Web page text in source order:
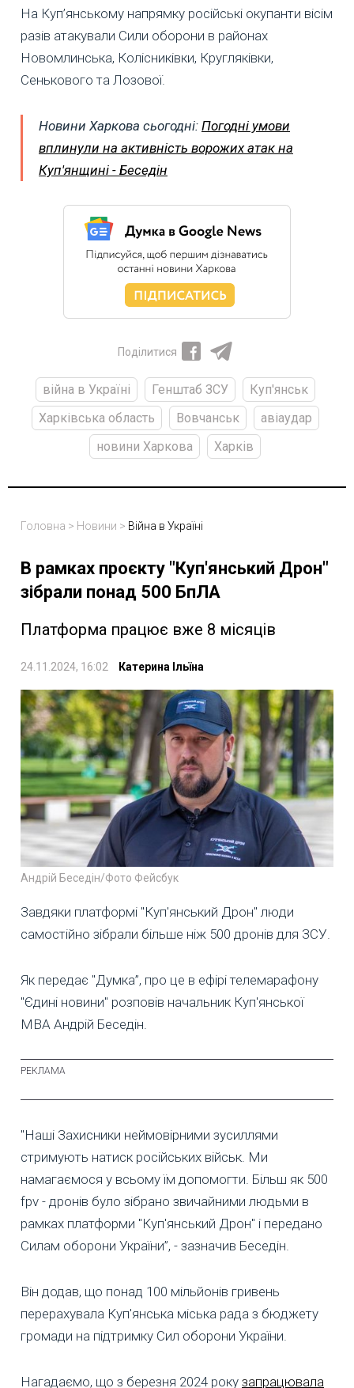
На Куп’янському напрямку російські окупанти вісім
разів атакували Сили оборони в районах
Новомлинська, Колісниківки, Кругляківки,
Сенькового та Лозової.
Новини Харкова сьогодні: Погодні умови
вплинули на активність ворожих атак на
Куп'янщині - Беседін
Поділитися
війна в Україні Генштаб ЗСУ
Куп'янськ
Харківська область
Вовчанськ
авіаудар
новини Харкова
Харків
Головна > Новини > Війна в Україні
В рамках проєкту "Куп'янський Дрон"
зібрали понад 500 БпЛА
Платформа працює вже 8 місяців
24.11.2024, 16:02 Катерина Ільїна
Андрій Беседін/Фото Фейсбук
Завдяки платформі "Куп'янський Дрон" люди
самостійно зібрали більше ніж 500 дронів для ЗСУ.
Як передає "Думка”, про це в ефірі телемарафону
"Єдині новини" розповів начальник Куп'янської
МВА Андрій Беседін.
"Наші Захисники неймовірними зусиллями
стримують натиск російських військ. Ми
намагаємося у всьому їм допомогти. Більш як 500
fpv - дронів було зібрано звичайними людьми в
рамках платформи "Куп'янський Дрон" і передано
Силам оборони України”, - зазначив Беседін.
Він додав, що понад 100 мільйонів гривень
перерахувала Куп'янська міська рада з бюджету
громади на підтримку Сил оборони України.
Нагадаємо, що з березня 2024 року запрацювала